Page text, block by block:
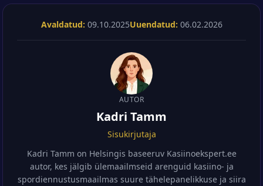
Avaldatud: 09.10.2025Uuendatud: 06.02.2026
AUTOR
Kadri Tamm
Sisukirjutaja
Kadri Tamm on Helsingis baseeruv Kasiinoekspert.ee
autor, kes jälgib ülemaailmseid arenguid kasiino- ja
spordiennustusmaailmas suure tähelepanelikkuse ja siira